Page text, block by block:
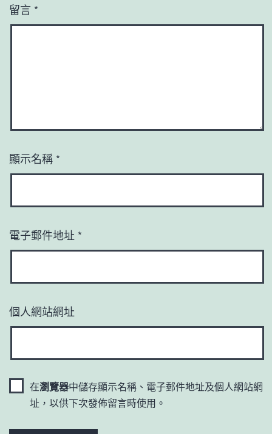
留言 *
顯示名稱 *
電子郵件地址 *
個人網站網址
在瀏覽器中儲存顯示名稱、電子郵件地址及個人網站網
址，以供下次發佈留言時使用。